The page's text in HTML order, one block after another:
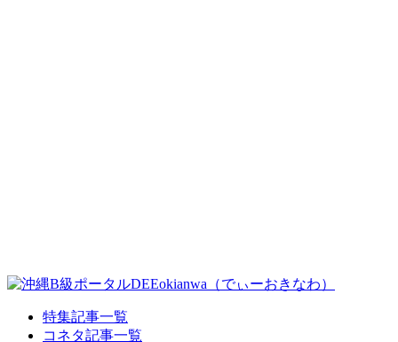
特集記事一覧
コネタ記事一覧